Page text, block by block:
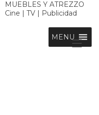
MUEBLES Y ATREZZO
Cine | TV | Publicidad
MENU